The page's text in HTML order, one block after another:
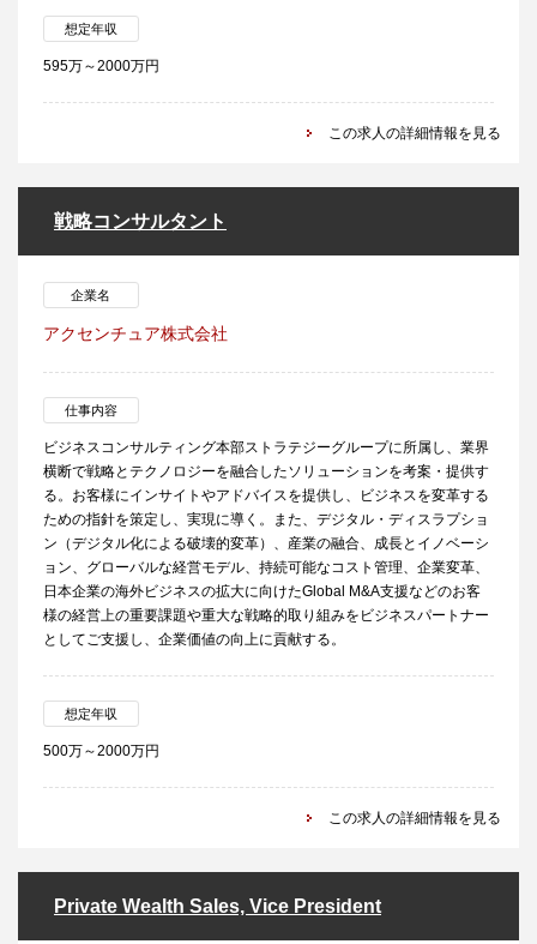
想定年収
595万～2000万円
この求人の詳細情報を見る
戦略コンサルタント
企業名
アクセンチュア株式会社
仕事内容
ビジネスコンサルティング本部ストラテジーグループに所属し、業界
横断で戦略とテクノロジーを融合したソリューションを考案・提供す
る。お客様にインサイトやアドバイスを提供し、ビジネスを変革する
ための指針を策定し、実現に導く。また、デジタル・ディスラプショ
ン（デジタル化による破壊的変革）、産業の融合、成長とイノベーシ
ョン、グローバルな経営モデル、持続可能なコスト管理、企業変革、
日本企業の海外ビジネスの拡大に向けたGlobal M&A支援などのお客
様の経営上の重要課題や重大な戦略的取り組みをビジネスパートナー
としてご支援し、企業価値の向上に貢献する。
想定年収
500万～2000万円
この求人の詳細情報を見る
Private Wealth Sales, Vice President